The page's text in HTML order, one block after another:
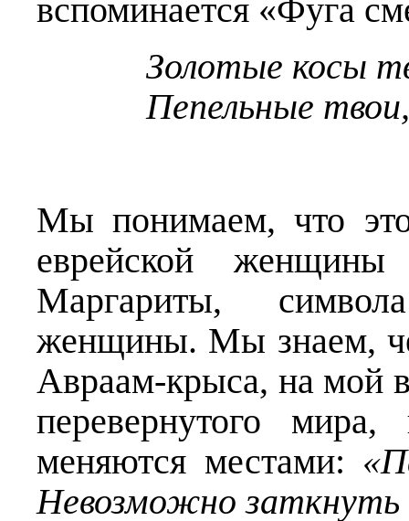
вспоминается «Фуга
Золотые косы
Пепельные
Мы понимаем, что
еврейской
Маргариты,
женщины. Мы знаем,
Авраам-крыса, на мой
перевернутого
меняются местами:
Невозможно